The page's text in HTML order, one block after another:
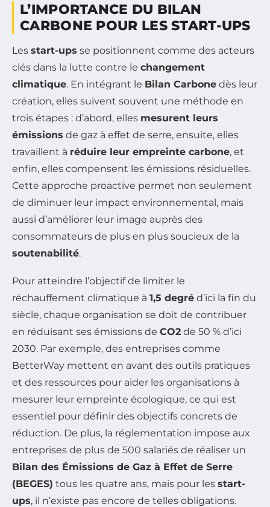
L’IMPORTANCE DU BILAN
CARBONE POUR LES START-UPS
Les start-ups se positionnent comme des acteurs
clés dans la lutte contre le changement
climatique. En intégrant le Bilan Carbone dès leur
création, elles suivent souvent une méthode en
trois étapes : d’abord, elles mesurent leurs
émissions de gaz à effet de serre, ensuite, elles
travaillent à réduire leur empreinte carbone, et
enfin, elles compensent les émissions résiduelles.
Cette approche proactive permet non seulement
de diminuer leur impact environnemental, mais
aussi d’améliorer leur image auprès des
consommateurs de plus en plus soucieux de la
soutenabilité.
Pour atteindre l’objectif de limiter le
réchauffement climatique à 1,5 degré d’ici la fin du
siècle, chaque organisation se doit de contribuer
en réduisant ses émissions de CO2 de 50 % d’ici
2030. Par exemple, des entreprises comme
BetterWay mettent en avant des outils pratiques
et des ressources pour aider les organisations à
mesurer leur empreinte écologique, ce qui est
essentiel pour définir des objectifs concrets de
réduction. De plus, la réglementation impose aux
entreprises de plus de 500 salariés de réaliser un
Bilan des Émissions de Gaz à Effet de Serre
(BEGES) tous les quatre ans, mais pour les start-
ups, il n’existe pas encore de telles obligations.